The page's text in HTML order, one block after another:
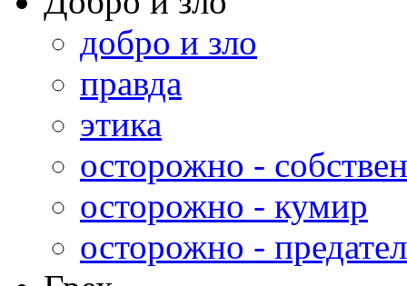
добро и зло
правда
этика
осторожно -
осторожно - кумир
осторожно -